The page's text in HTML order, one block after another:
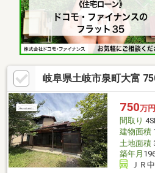
岐阜県土岐市泉町大富
750万円
間取り
建物面積
土地面積
築年月
ＪＲ